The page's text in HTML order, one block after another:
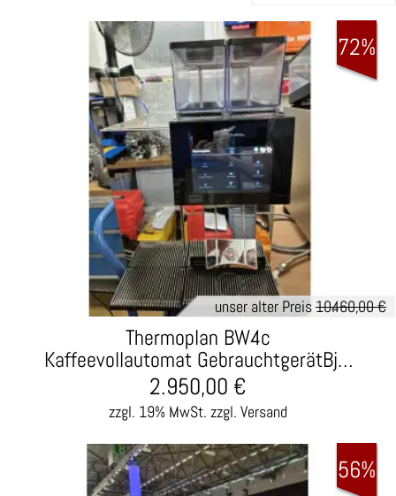
unser alter Preis10.460,00 €
Thermoplan BW4c
Kaffeevollautomat GebrauchtgerätBj…
zzgl. 19% MwSt. zzgl. Versand
2.950,00 €
72%
56%